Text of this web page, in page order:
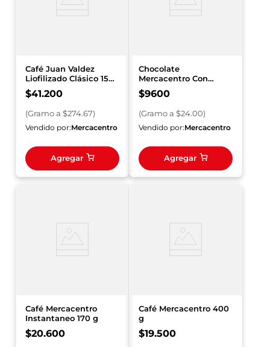
Café Juan Valdez
Liofilizado Clásico 150
g
$41.200
(Gramoa $274.67)
Vendido por:Mercacentro
Agregar
Chocolate
Mercacentro Con
Azúcar Vainilla x 400 g
$9600
(Gramoa $24.00)
Vendido por:Mercacentro
Agregar
Café Mercacentro
Instantaneo 170 g
$20.600
Café Mercacentro 400
g
$19.500